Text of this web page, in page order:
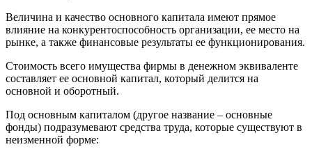
Величина и качество основного капитала имеют прямое
влияние на конкурентоспособность организации, ее место на
рынке, а также финансовые результаты ее функционирования.
Стоимость всего имущества фирмы в денежном эквиваленте
составляет ее основной капитал, который делится на
основной и оборотный.
Под основным капиталом (другое название – основные
фонды) подразумевают средства труда, которые существуют в
неизменной форме: